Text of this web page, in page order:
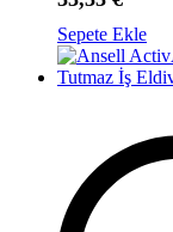
Sepete Ekle